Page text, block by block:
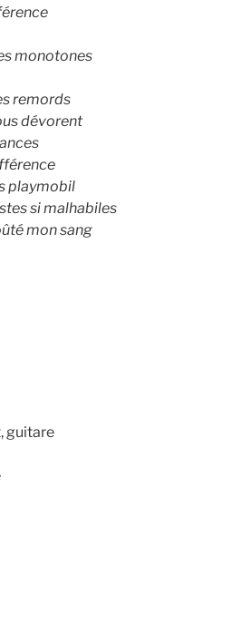
monotones
remords
dévorent
playmobil
si malhabiles
mon sang
guitare